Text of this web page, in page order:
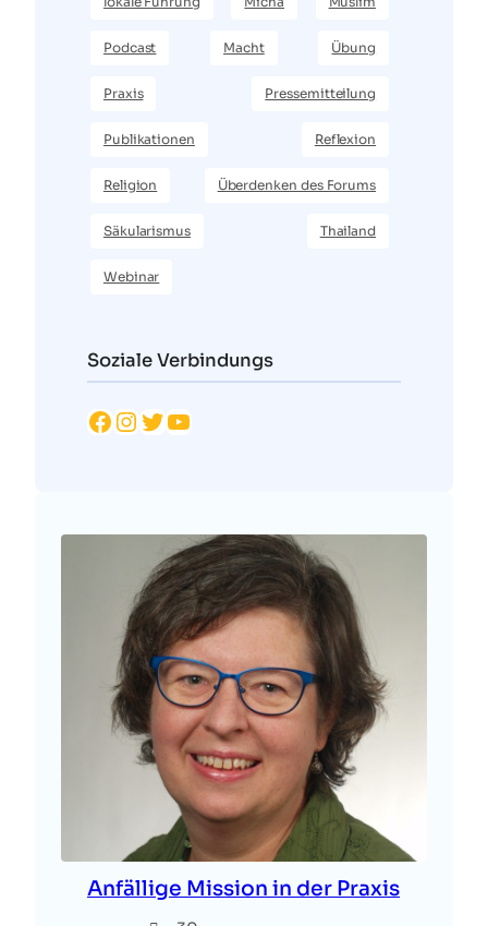
Podcast Macht Übung
Praxis Pressemitteilung
Publikationen Reflexion
Religion Überdenken des Forums
Säkularismus Thailand
Webinar
Soziale Verbindungs
Facebook Instagram Twitter YouTube
Anfällige Mission in der Praxis